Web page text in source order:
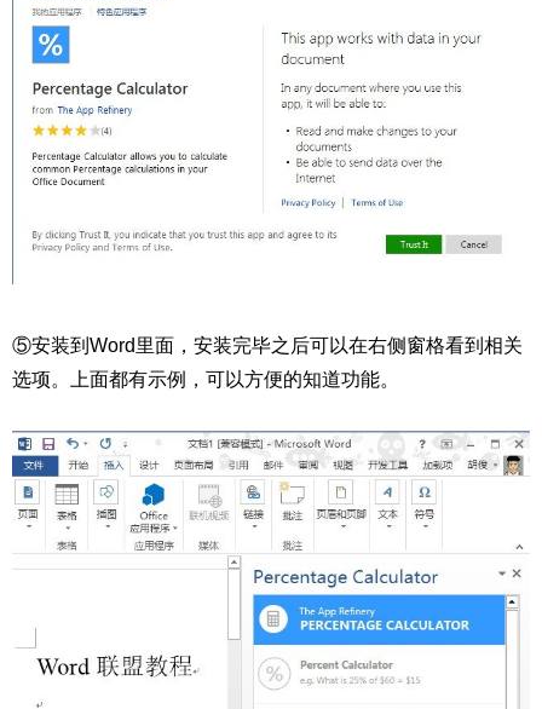
⑤安装到Word里面，安装完毕之后可以在右侧窗格看到相关
选项。上面都有示例，可以方便的知道功能。